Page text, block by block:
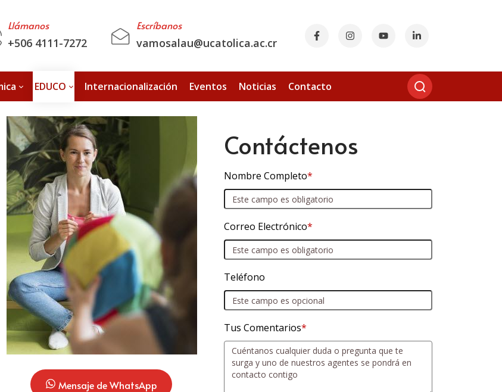
Llámanos
+506 4111-7272
Escríbanos
vamosalau@ucatolica.ac.cr
EDUCO Internacionalización Eventos Noticias Contacto
Mensaje de WhatsApp
Contáctenos
Nombre Completo*
Correo Electrónico*
Teléfono
Tus Comentarios*